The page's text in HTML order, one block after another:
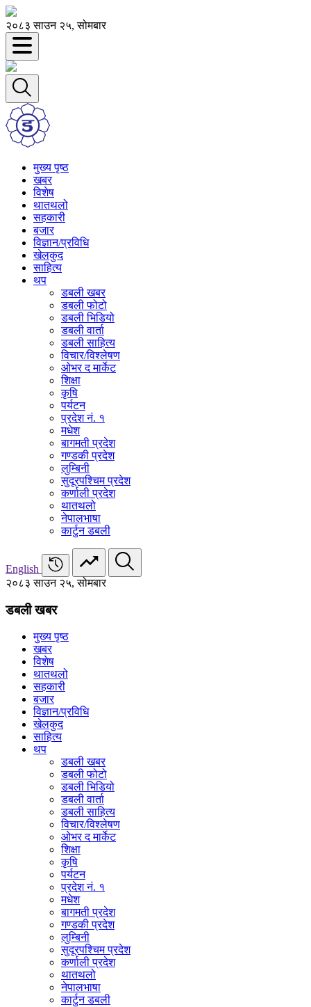
२०८३ साउन २५, सोमबार
मुख्य पृष्ठ
खबर
विशेष
थातथलो
सहकारी
बजार
विज्ञान/प्रविधि
खेलकुद
साहित्य
थप
डबली खबर
डबली फोटो
डबली भिडियो
डबली वार्ता
डबली साहित्य
विचार/विश्‍लेषण
ओभर द मार्केट
शिक्षा
कृषि
पर्यटन
प्रदेश नं. १
मधेश
बागमती प्रदेश
गण्डकी प्रदेश
लुम्बिनी
सुदूरपश्चिम प्रदेश
कर्णाली प्रदेश
थातथलो
नेपालभाषा
कार्टुन डबली
English
२०८३ साउन २५, सोमबार
डबली खबर
मुख्य पृष्ठ
खबर
विशेष
थातथलो
सहकारी
बजार
विज्ञान/प्रविधि
खेलकुद
साहित्य
थप
डबली खबर
डबली फोटो
डबली भिडियो
डबली वार्ता
डबली साहित्य
विचार/विश्‍लेषण
ओभर द मार्केट
शिक्षा
कृषि
पर्यटन
प्रदेश नं. १
मधेश
बागमती प्रदेश
गण्डकी प्रदेश
लुम्बिनी
सुदूरपश्चिम प्रदेश
कर्णाली प्रदेश
थातथलो
नेपालभाषा
कार्टुन डबली